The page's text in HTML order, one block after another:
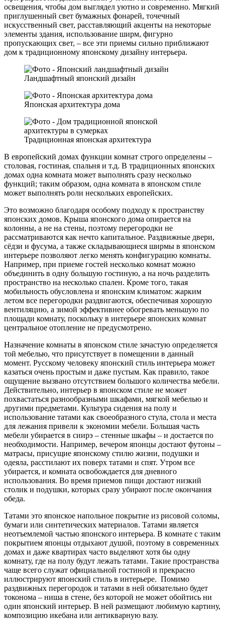
освещения, чтобы дом выглядел уютно и современно. Мягкий
приглушенный свет бумажных фонарей, точечный
искусственный свет, расставляющий акценты на некоторые
элементы здания, использование ширм, фигурно
пропускающих свет, – все эти приемы сильно приближают
дом к традиционному японскому дизайну интерьера.
Ландшафтный японский дизайн
Японская архитектура дома
Традиционная японская архитектура
В европейский домах функции комнат строго определены –
столовая, гостиная, спальня и т.д. В традиционных японских
домах одна комната может выполнять сразу несколько
функций; таким образом, одна комната в японском стиле
может выполнять роли нескольких европейских.
Это возможно благодаря особому подходу к пространству
японских домов. Крыша японского дома опирается на
колонны, а не на стены, поэтому перегородки не
рассматриваются как нечто капитальное. Раздвижные двери,
сёдзи и фусума, а также складывающиеся ширмы в японском
интерьере позволяют легко менять конфигурацию комнаты.
Например, при приеме гостей несколько комнат можно
объединить в одну большую гостиную, а на ночь разделить
пространство на несколько спален. Кроме того, такая
мобильность обусловлена и японским климатом: жарким
летом все перегородки раздвигаются, обеспечивая хорошую
вентиляцию, а зимой эффективнее обогревать меньшую по
площади комнату, поскольку в интерьере японских комнат
центральное отопление не предусмотрено.
Назначение комнаты в японском стиле зачастую определяется
той мебелью, что присутствует в помещении в данный
момент. Русскому человеку японский стиль интерьера может
казаться очень простым и даже пустым. Как правило, такое
ощущение вызвано отсутствием большого количества мебели.
Действительно, интерьер в японском стиле не может
похвастаться разнообразными шкафами, мягкой мебелью и
другими предметами. Культура сидения на полу и
использование татами как своеобразного стула, стола и места
для лежания привели к экономии мебели. Большая часть
мебели убирается в сиирэ – стенные шкафы – и достается по
необходимости. Например, вечером японцы достают футоны –
матрасы, присущие японскому стилю жизни, подушки и
одеяла, расстилают их поверх татами и спят. Утром все
убирается, и комната освобождается для дневного
использования. Во время приемов пищи достают низкий
столик и подушки, которых сразу убирают после окончания
обеда.
Татами это японское напольное покрытие из рисовой соломы,
бумаги или синтетических материалов. Татами является
неотъемлемой частью японского интерьера. В комнате с таким
покрытием японцы отдыхают душой, поэтому в современных
домах и даже квартирах часто выделяют хотя бы одну
комнату, где на полу будут лежать татами. Такие пространства
чаще всего служат официальной гостиной и прекрасно
иллюстрируют японский стиль в интерьере. Помимо
раздвижных перегородок и татами в ней обязательно будет
токонома – ниша в стене, без которой не может обойтись ни
один японский интерьер. В ней размещают любимую картину,
композицию икебана или антикварную вазу.